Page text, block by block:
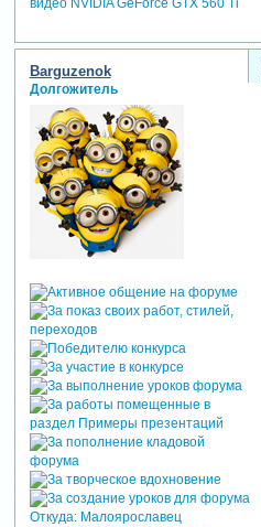
видео NVIDIA GeForce GTX 560 Ti
Barguzenok
Долгожитель
Откуда:Малоярославец